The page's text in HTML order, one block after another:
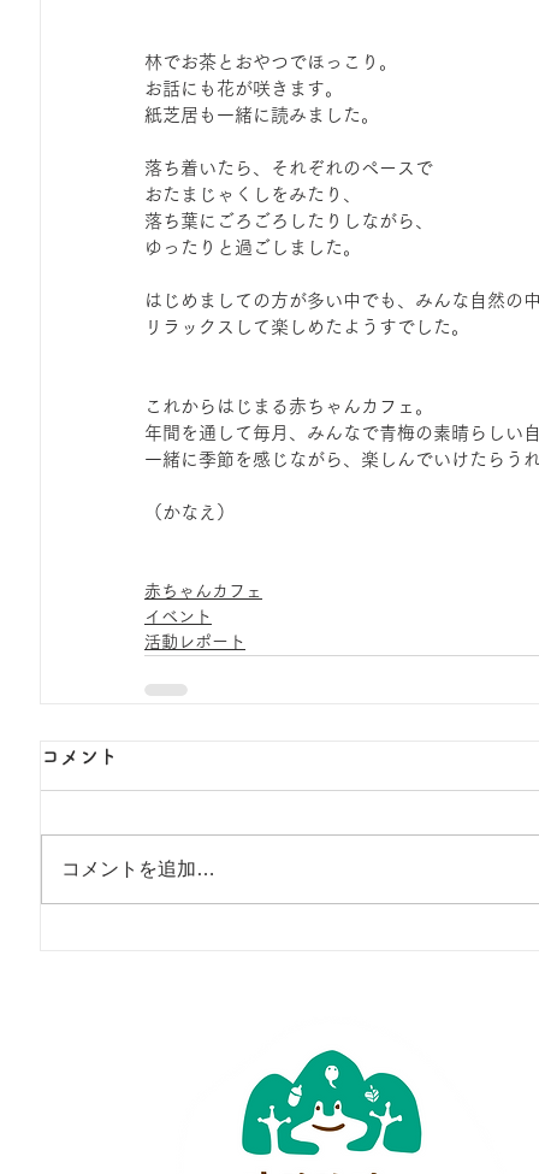
林でお茶とおやつでほっこり。
お話にも花が咲きます。
紙芝居も一緒に読みました。
落ち着いたら、それぞれのペースで
おたまじゃくしをみたり、
落ち葉にごろごろしたりしながら、
ゆったりと過ごしました。
はじめましての方が多い中でも、みんな自然の
リラックスして楽しめたようすでした。
これからはじまる赤ちゃんカフェ。
年間を通して毎月、みんなで青梅の素晴らしい
一緒に季節を感じながら、楽しんでいけたらう
（かなえ）
赤ちゃんカフェ
イベント
活動レポート
コメント
コメントを追加…